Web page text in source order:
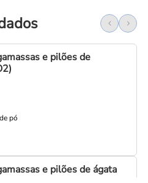
e pilões de
pó
e pilões de ágata